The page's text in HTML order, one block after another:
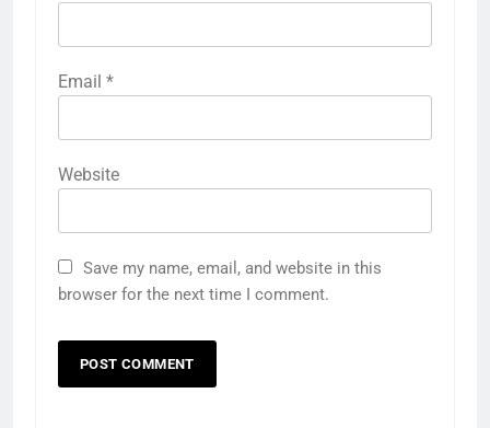
Email *
Website
Save my name, email, and website in this
browser for the next time I comment.